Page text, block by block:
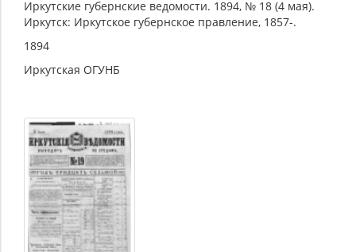
Иркутские губернские ведомости. 1894, № 18 (4 мая).
Иркутск: Иркутское губернское правление, 1857-.
1894
Иркутская ОГУНБ